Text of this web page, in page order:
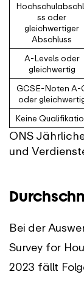
ss oder
gleichwertiger
Abschluss
A-Levels oder
gleichwertig
GCSE-Noten A-
oder
Keine
ONS
und
Bei der
Survey for
2023 fällt